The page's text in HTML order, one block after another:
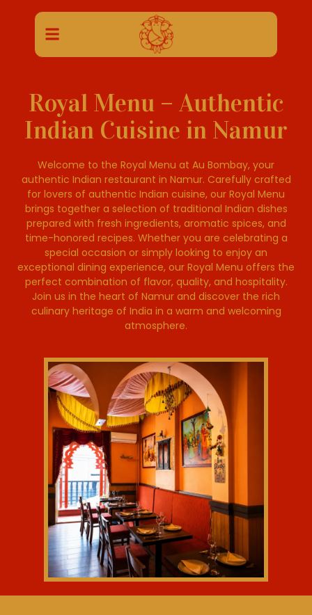
Royal Menu – Authentic
Indian Cuisine in Namur
Welcome to the Royal Menu at Au Bombay, your
authentic Indian restaurant in Namur. Carefully crafted
for lovers of authentic Indian cuisine, our Royal Menu
brings together a selection of traditional Indian dishes
prepared with fresh ingredients, aromatic spices, and
time-honored recipes. Whether you are celebrating a
special occasion or simply looking to enjoy an
exceptional dining experience, our Royal Menu offers the
perfect combination of flavor, quality, and hospitality.
Join us in the heart of Namur and discover the rich
culinary heritage of India in a warm and welcoming
atmosphere.